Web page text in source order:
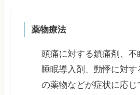
薬物療法
頭痛に対する鎮痛剤、不
睡眠導入剤、動悸に対す
の薬物などが症状に応じ